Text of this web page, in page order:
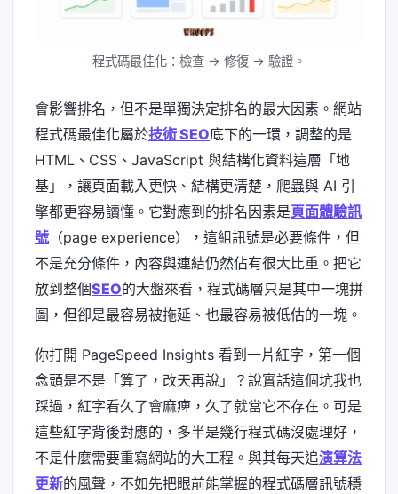
程式碼最佳化：檢查 → 修復 → 驗證。
會影響排名，但不是單獨決定排名的最大因素。網站
程式碼最佳化屬於技術 SEO底下的一環，調整的是
HTML、CSS、JavaScript 與結構化資料這層「地
基」，讓頁面載入更快、結構更清楚，爬蟲與 AI 引
擎都更容易讀懂。它對應到的排名因素是頁面體驗訊
號 （page experience），這組訊號是必要條件，但
不是充分條件，內容與連結仍然佔有很大比重。把它
放到整個SEO的大盤來看，程式碼層只是其中一塊拼
圖，但卻是最容易被拖延、也最容易被低估的一塊。
你打開 PageSpeed Insights 看到一片紅字，第一個
念頭是不是「算了，改天再說」？說實話這個坑我也
踩過，紅字看久了會麻痺，久了就當它不存在。可是
這些紅字背後對應的，多半是幾行程式碼沒處理好，
不是什麼需要重寫網站的大工程。與其每天追演算法
更新的風聲，不如先把眼前能掌握的程式碼層訊號穩